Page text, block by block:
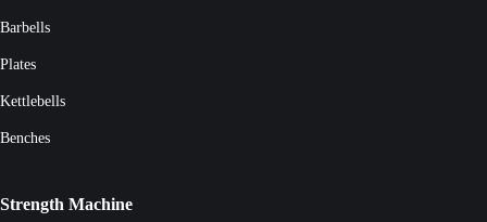
Barbells
Plates
Kettlebells
Benches
Strength Machine